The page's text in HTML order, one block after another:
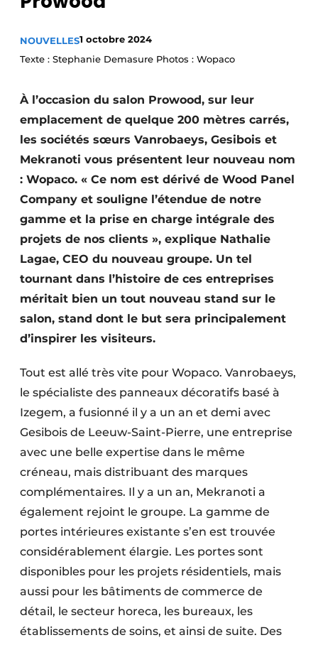
Privacy / Cookie statement
S’inscrire à l’événement
Termes et conditions
Video’s
NOUVELLES1 octobre 2024
Texte : Stephanie Demasure Photos : Wopaco
À l’occasion du salon Prowood, sur leur
emplacement de quelque 200 mètres carrés,
les sociétés sœurs Vanrobaeys, Gesibois et
Mekranoti vous présentent leur nouveau nom
: Wopaco. « Ce nom est dérivé de Wood Panel
Company et souligne l’étendue de notre
gamme et la prise en charge intégrale des
projets de nos clients », explique Nathalie
Lagae, CEO du nouveau groupe. Un tel
tournant dans l’histoire de ces entreprises
méritait bien un tout nouveau stand sur le
salon, stand dont le but sera principalement
d’inspirer les visiteurs.
Tout est allé très vite pour Wopaco. Vanrobaeys,
le spécialiste des panneaux décoratifs basé à
Izegem, a fusionné il y a un an et demi avec
Gesibois de Leeuw-Saint-Pierre, une entreprise
avec une belle expertise dans le même
créneau, mais distribuant des marques
complémentaires. Il y a un an, Mekranoti a
également rejoint le groupe. La gamme de
portes intérieures existante s’en est trouvée
considérablement élargie. Les portes sont
disponibles pour les projets résidentiels, mais
aussi pour les bâtiments de commerce de
détail, le secteur horeca, les bureaux, les
établissements de soins, et ainsi de suite. Des